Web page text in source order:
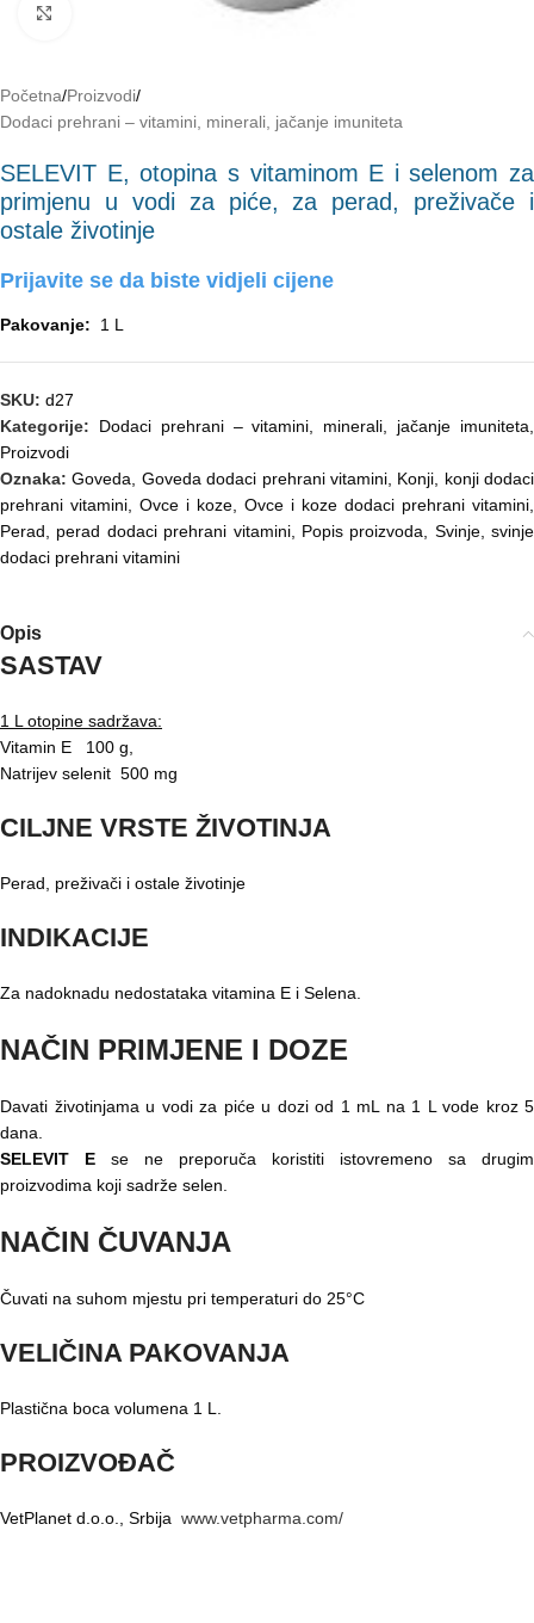
Početna/Proizvodi/
Dodaci prehrani – vitamini, minerali, jačanje imuniteta
SELEVIT E, otopina s vitaminom E i selenom za
primjenu u vodi za piće, za perad, preživače i
ostale životinje
Prijavite se da biste vidjeli cijene
Pakovanje: 1 L
SKU: d27
Kategorije:
Dodaci prehrani – vitamini, minerali, jačanje imuniteta
Proizvodi
Oznaka: Goveda Goveda dodaci prehrani vitamini, Konji
konji dodaci
prehrani vitamini
Ovce i koze Ovce i koze dodaci prehrani vitamini
Perad
perad dodaci prehrani vitamini, Popis proizvoda Svinje, svinje
dodaci prehrani vitamini
Opis
SASTAV
1 L otopine sadržava:
Vitamin E 100 g,
Natrijev selenit 500 mg
CILJNE VRSTE ŽIVOTINJA
Perad, preživači i ostale životinje
INDIKACIJE
Za nadoknadu nedostataka vitamina E i Selena.
NAČIN PRIMJENE I DOZE
Davati životinjama u vodi za piće u dozi od 1 mL na 1 L vode kroz 5
dana.
SELEVIT E se ne preporuča koristiti istovremeno sa drugim
proizvodima koji sadrže selen.
NAČIN ČUVANJA
Čuvati na suhom mjestu pri temperaturi do 25°C
VELIČINA PAKOVANJA
Plastična boca volumena 1 L.
PROIZVOĐAČ
VetPlanet d.o.o., Srbija www.vetpharma.com/